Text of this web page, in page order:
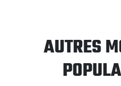
AUTRES